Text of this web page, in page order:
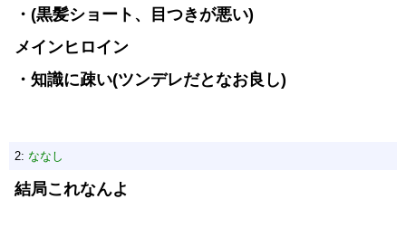
・(黒髪ショート、目つきが悪い)
メインヒロイン
・知識に疎い(ツンデレだとなお良し)
2: ななし
結局これなんよ